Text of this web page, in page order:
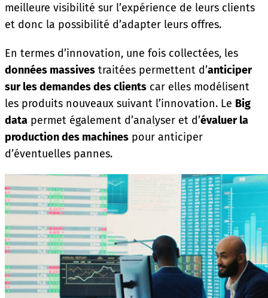
meilleure visibilité sur l’expérience de leurs clients
et donc la possibilité d’adapter leurs offres.
En termes d’innovation, une fois collectées, les
données massives traitées permettent d’anticiper
sur les demandes des clients car elles modélisent
les produits nouveaux suivant l’innovation. Le Big
data permet également d’analyser et d’évaluer la
production des machines pour anticiper
d’éventuelles pannes.